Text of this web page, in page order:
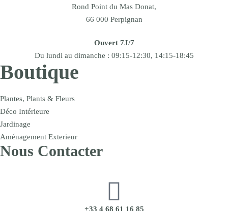
Rond Point du Mas Donat,
66 000 Perpignan
Ouvert 7J/7
Du lundi au dimanche : 09:15-12:30, 14:15-18:45
Boutique
Plantes, Plants & Fleurs
Déco Intérieure
Jardinage
Aménagement Exterieur
Nous Contacter
+33 4 68 61 16 85